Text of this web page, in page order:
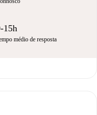
15h
médio de resposta